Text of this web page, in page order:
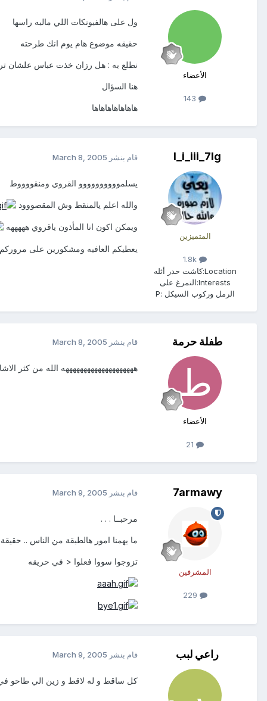
الأعضاء
ول على هالفيونكات اللي ماليه راسها
حقيقه موضوع هام يوم انك طرحته
نطلع به : هل رزان خذت عباس علشان
هنا السؤال
هاهاهاهاهاهاها
l_i_iii_7lg
المتميزين
Location: كاشت حدر أثله
Interests: التمرغ على
الرمل وركوب السيكل :P
قام بنشر March 8, 2005
يسلموووووووووو القروي ومنقووووط
والله اعلم يالمنقط وش المقصووود
ويمكن اكون انا المأذون ياقروي هههههه
يعطيكم العافيه ومشكورين على مروركم
طفلة حرمة
الأعضاء
قام بنشر March 8, 2005
ههههههههههههههههههههه الله من كثر
7armawy
المشرفين
قام بنشر March 9, 2005
مرحبــا . . .
ما يهمنا امور هالطبقة من الناس ..
تزوجوا سووا فعلوا < في حريقه
راعي لبب قام بنشر March 9, 2005
كل ساقط و له لاقط و زين الي طاحو